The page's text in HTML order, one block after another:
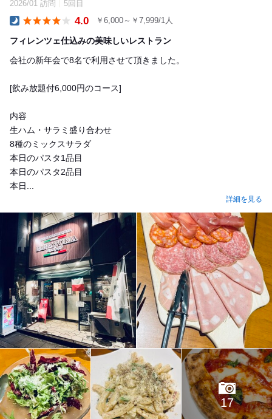
2026/01 訪問 5回目
4.0 ￥6,000～￥7,999/1人
フィレンツェ仕込みの美味しいレストラン
会社の新年会で8名で利用させて頂きました。
[飲み放題付6,000円のコース]
内容
生ハム・サラミ盛り合わせ
8種のミックスサラダ
本日のパスタ1品目
本日のパスタ2品目
本日...
詳細を見る
17